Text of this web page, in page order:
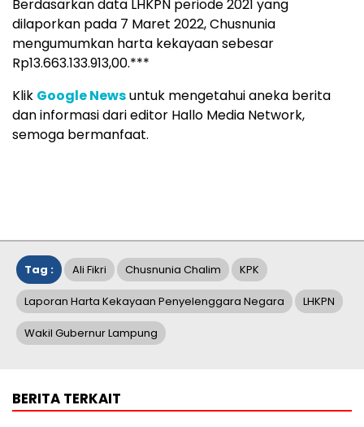
Berdasarkan data LHKPN periode 2021 yang
dilaporkan pada 7 Maret 2022, Chusnunia
mengumumkan harta kekayaan sebesar
Rp13.663.133.913,00.***
Klik Google Newsuntuk mengetahui aneka berita
dan informasi dari editor Hallo Media Network,
semoga bermanfaat.
Tag : Ali Fikri Chusnunia Chalim KPK
Laporan Harta Kekayaan Penyelenggara Negara LHKPN
Wakil Gubernur Lampung
BERITA TERKAIT